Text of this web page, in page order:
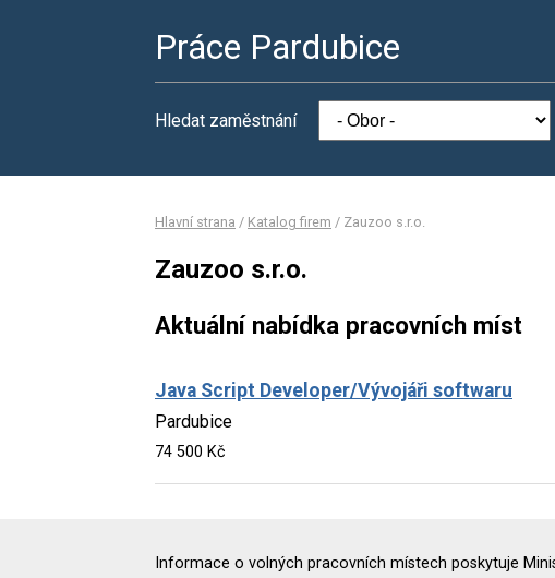
Práce Pardubice
Hledat zaměstnání
Hlavní strana / Katalog firem / Zauzoo s.r.o.
Zauzoo s.r.o.
Aktuální nabídka pracovních míst
Java Script Developer/Vývojáři softwaru
Pardubice
74 500 Kč
Informace o volných pracovních místech poskytuje